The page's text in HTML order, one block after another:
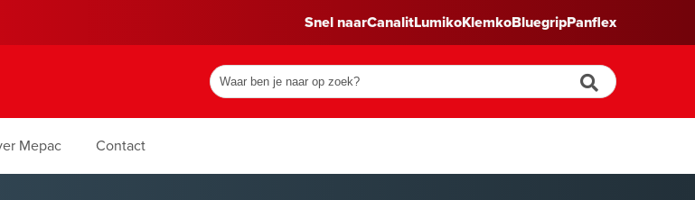
Snel naarCanalitLumikoKlemkoBluegripPanflex
Mepac Contact